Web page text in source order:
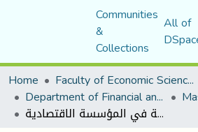
Communities
&
Collections
All of
Home
Faculty of Economic Sciences, Commerce and Management Sciences
Department of Financial and Accounting Sciences
تحليل اثر قائمة التدفقات النقدية على عملية اتخاذ القرارت المالية في المؤسسة الاقتصادية